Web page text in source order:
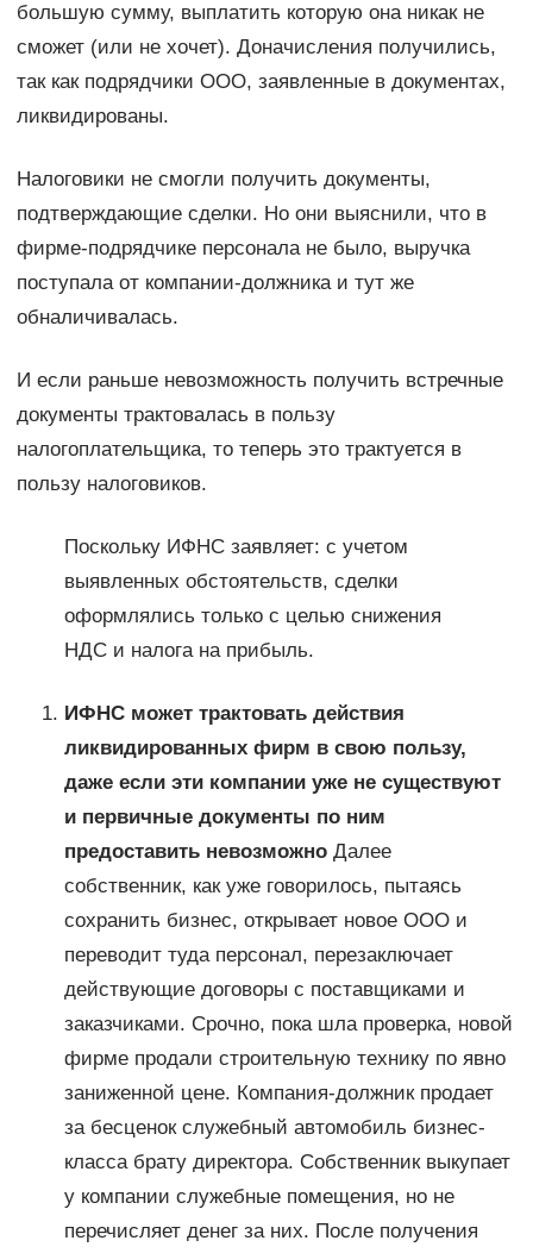
большую сумму, выплатить которую она никак не
сможет (или не хочет). Доначисления получились,
так как подрядчики ООО, заявленные в документах,
ликвидированы.
Налоговики не смогли получить документы,
подтверждающие сделки. Но они выяснили, что в
фирме-подрядчике персонала не было, выручка
поступала от компании-должника и тут же
обналичивалась.
И если раньше невозможность получить встречные
документы трактовалась в пользу
налогоплательщика, то теперь это трактуется в
пользу налоговиков.
Поскольку ИФНС заявляет: с учетом
выявленных обстоятельств, сделки
оформлялись только с целью снижения
НДС и налога на прибыль.
ИФНС может трактовать действия
ликвидированных фирм в свою пользу,
даже если эти компании уже не существуют
и первичные документы по ним
предоставить невозможноДалее
собственник, как уже говорилось, пытаясь
сохранить бизнес, открывает новое ООО и
переводит туда персонал, перезаключает
действующие договоры с поставщиками и
заказчиками. Срочно, пока шла проверка, новой
фирме продали строительную технику по явно
заниженной цене. Компания-должник продает
за бесценок служебный автомобиль бизнес-
класса брату директора. Собственник выкупает
у компании служебные помещения, но не
перечисляет денег за них. После получения